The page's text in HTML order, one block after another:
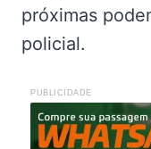
próximas
policial.
PUBLICIDADE